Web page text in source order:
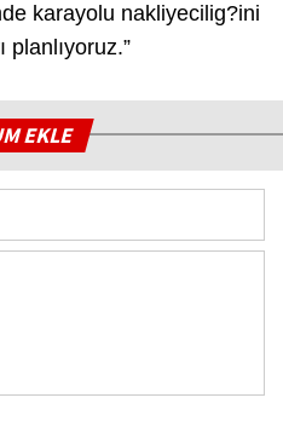
karayolu nakliyecilig?ini
planlıyoruz.”
EKLE